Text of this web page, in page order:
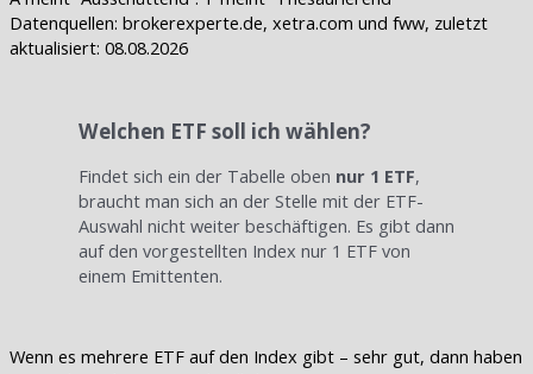
Datenquellen: brokerexperte.de, xetra.com und fww, zuletzt
aktualisiert: 08.08.2026
Welchen ETF soll ich wählen?
Findet sich ein der Tabelle oben nur 1 ETF,
braucht man sich an der Stelle mit der ETF-
Auswahl nicht weiter beschäftigen. Es gibt dann
auf den vorgestellten Index nur 1 ETF von
einem Emittenten.
Wenn es mehrere ETF auf den Index gibt – sehr gut, dann haben